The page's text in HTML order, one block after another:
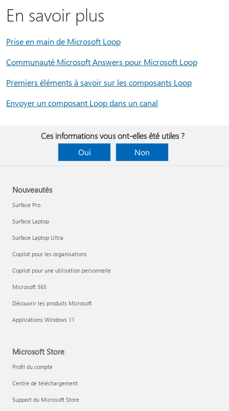
En savoir plus
Prise en main de Microsoft Loop
Communauté Microsoft Answers pour Microsoft Loop
Premiers éléments à savoir sur les composants Loop
Envoyer un composant Loop dans un canal
Ces informations vous ont-elles été utiles ?
Oui
Non
Nouveautés
Surface Pro
Surface Laptop
Surface Laptop Ultra
Copilot pour les organisations
Copilot pour une utilisation personnelle
Microsoft 365
Découvrir les produits Microsoft
Applications Windows 11
Microsoft Store
Profil du compte
Centre de téléchargement
Support du Microsoft Store